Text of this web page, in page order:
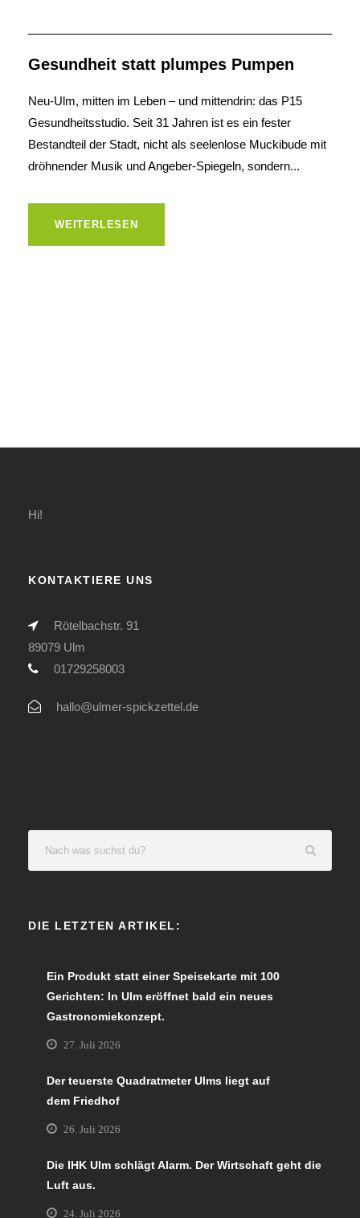
Gesundheit statt plumpes Pumpen
Neu-Ulm, mitten im Leben – und mittendrin: das P15
Gesundheitsstudio. Seit 31 Jahren ist es ein fester
Bestandteil der Stadt, nicht als seelenlose Muckibude mit
dröhnender Musik und Angeber-Spiegeln, sondern...
WEITERLESEN
Hi!
KONTAKTIERE UNS
Rötelbachstr. 91
89079 Ulm
01729258003
hallo@ulmer-spickzettel.de
DIE LETZTEN ARTIKEL:
Ein Produkt statt einer Speisekarte mit 100
Gerichten: In Ulm eröffnet bald ein neues
Gastronomiekonzept.
27. Juli 2026
Der teuerste Quadratmeter Ulms liegt auf
dem Friedhof
26. Juli 2026
Die IHK Ulm schlägt Alarm. Der Wirtschaft geht die
Luft aus.
24. Juli 2026